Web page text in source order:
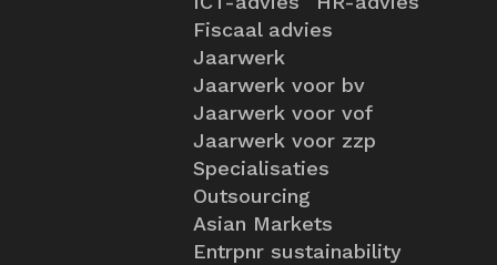
Fiscaal advies
Jaarwerk
Jaarwerk voor bv
Jaarwerk voor vof
Jaarwerk voor zzp
Specialisaties
Outsourcing
Asian Markets
Entrpnr sustainability